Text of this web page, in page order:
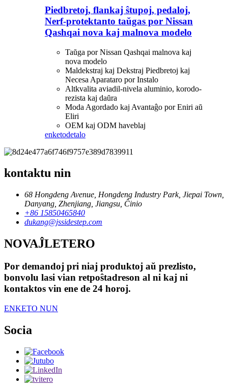
Piedbretoj, flankaj ŝtupoj, pedaloj,
Nerf-protektanto taŭgas por Nissan
Qashqai nova kaj malnova modelo
Taŭga por Nissan Qashqai malnova kaj
nova modelo
Maldekstraj kaj Dekstraj Piedbretoj kaj
Necesa Aparataro por Instalo
Altkvalita aviadil-nivela aluminio, korodo-
rezista kaj daŭra
Moda Agordado kaj Avantaĝo por Eniri aŭ
Eliri
OEM kaj ODM haveblaj
enketodetalo
kontaktu nin
68 Hongdeng Avenue, Hongdeng Industry Park, Jiepai Town,
Danyang, Zhenjiang, Jiangsu, Ĉinio
+86 15850465840
dukang@jssidestep.com
NOVAĴLETERO
Por demandoj pri niaj produktoj aŭ prezlisto,
bonvolu lasi vian retpoŝtadreson al ni kaj ni
kontaktos vin ene de 24 horoj.
ENKETO NUN
Socia